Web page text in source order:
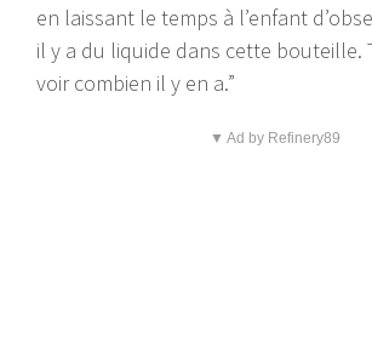
en laissant le temps à l’enfant
il y a du liquide dans cette bouteille.
voir combien il y en a.”
▼ Ad by Refinery89